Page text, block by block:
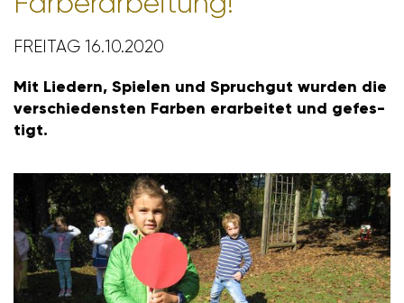
FREITAG 16.10.2020
Mit Liedern, Spielen und Spruchgut wurden die
verschie­densten Farben erar­beitet und gefes­
tigt.